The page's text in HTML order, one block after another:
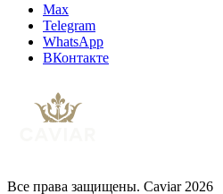
Max
Telegram
WhatsApp
ВКонтакте
Все права защищены. Caviar 2026